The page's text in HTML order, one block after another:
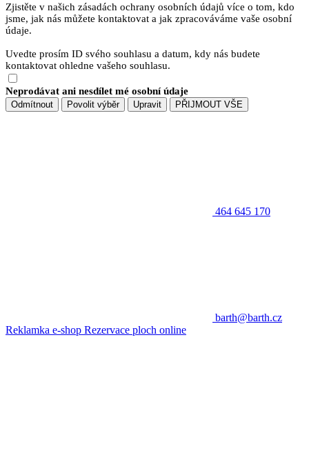
Zjistěte v našich zásadách ochrany osobních údajů více o tom, kdo
jsme, jak nás můžete kontaktovat a jak zpracováváme vaše osobní
údaje.
Uvedte prosím ID svého souhlasu a datum, kdy nás budete
kontaktovat ohledne vašeho souhlasu.
Neprodávat ani nesdílet mé osobní údaje
Odmítnout Povolit výběr Upravit PŘIJMOUT VŠE
464 645 170
barth@barth.cz
Reklamka e-shop Rezervace ploch online